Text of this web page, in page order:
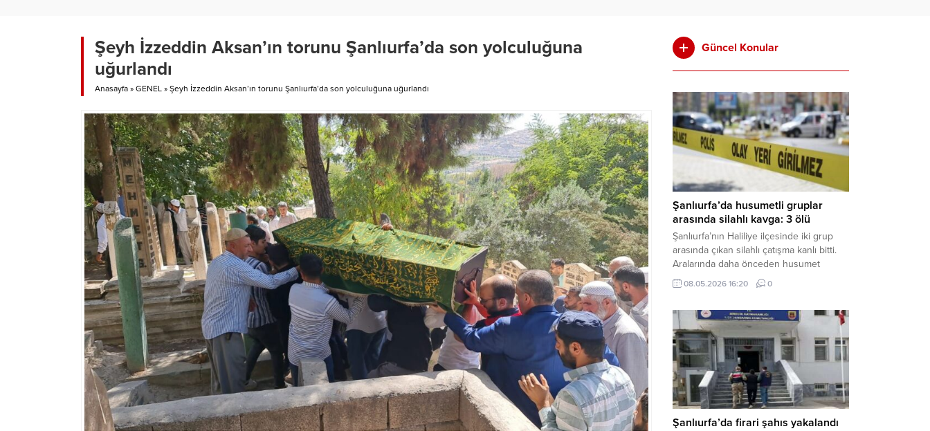
Şeyh İzzeddin Aksan’ın torunu Şanlıurfa’da son yolculuğuna
uğurlandı
Anasayfa » GENEL » Şeyh İzzeddin Aksan’ın torunu Şanlıurfa’da son yolculuğuna uğurlandı
Güncel Konular
Şanlıurfa’da husumetli gruplar
arasında silahlı kavga: 3 ölü
Şanlıurfa’nın Haliliye ilçesinde iki grup
arasında çıkan silahlı çatışma kanlı bitti.
Aralarında daha önceden husumet
olduğu öğrenilen tarafların kavgası
neticesinde 3 kişi olay yerinde yaşamını
ilçesine bağlı kırsal Konaç Mahallesi’nde
meydana geldi. Edinilen bilgilere göre,
aralarında husumet bulunan iki grup
arasında henüz belirlenemeyen bir...
08.05.2026 16:20 0
Şanlıurfa’da firari şahıs yakalandı